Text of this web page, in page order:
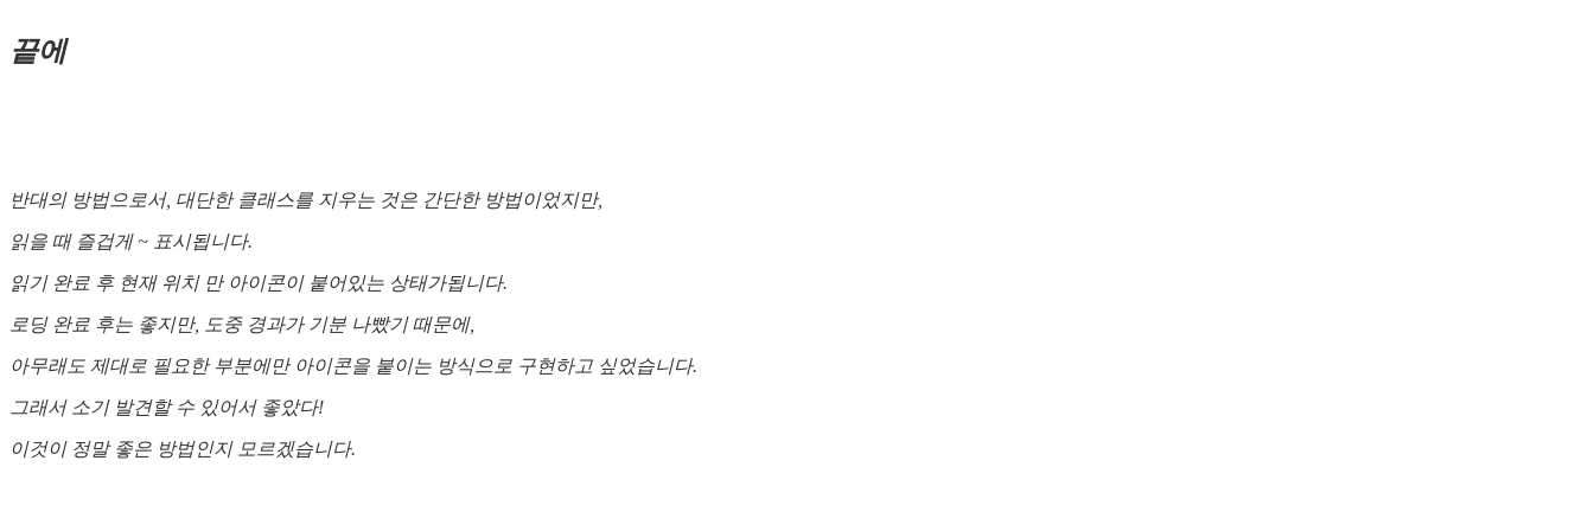
끝에
반대의 방법으로서, 대단한 클래스를 지우는 것은 간단한 방법이었지만,
읽을 때 즐겁게 ~ 표시됩니다.
읽기 완료 후 현재 위치 만 아이콘이 붙어있는 상태가됩니다.
로딩 완료 후는 좋지만, 도중 경과가 기분 나빴기 때문에,
아무래도 제대로 필요한 부분에만 아이콘을 붙이는 방식으로 구현하고 싶었습니다.
그래서 소기 발견할 수 있어서 좋았다!
이것이 정말 좋은 방법인지 모르겠습니다.